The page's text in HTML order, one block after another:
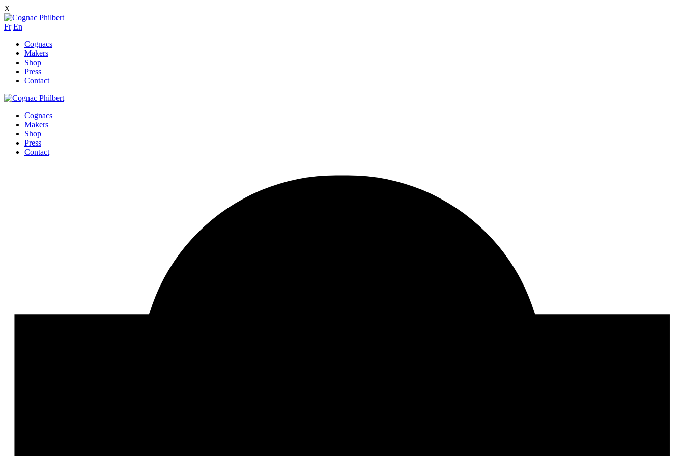
X
Fr En
Cognacs
Makers
Shop
Press
Contact
Cognacs
Makers
Shop
Press
Contact